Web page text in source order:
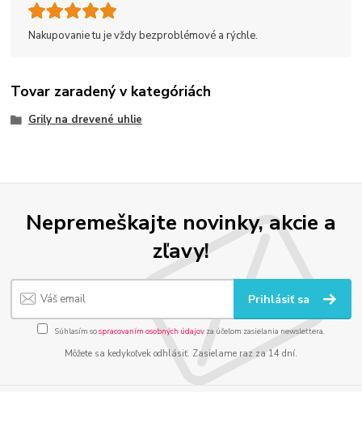
Nakupovanie tu je vždy bezproblémové a rýchle.
Tovar zaradený v kategóriách
Grily na drevené uhlie
Nepremeškajte novinky, akcie a
zľavy!
Prihlásiť sa
Súhlasím sospracovaním osobných údajov za účelom zasielania newslettera.
Môžete sa kedykoľvek odhlásiť. Zasielame raz za 14 dní.